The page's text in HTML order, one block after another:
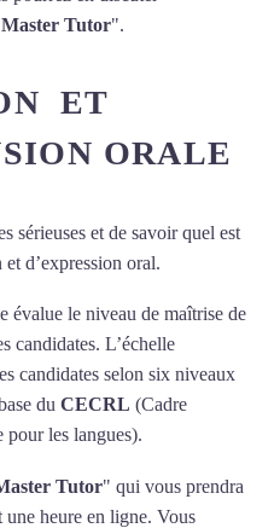
Master Tutor".
ET
ORALE
sérieuses et de savoir quel est
d’expression oral.
évalue le niveau de maîtrise de
candidates. L’échelle
candidates selon six niveaux
du CECRL (Cadre
pour les langues).
Tutor" qui vous prendra
une heure en ligne. Vous